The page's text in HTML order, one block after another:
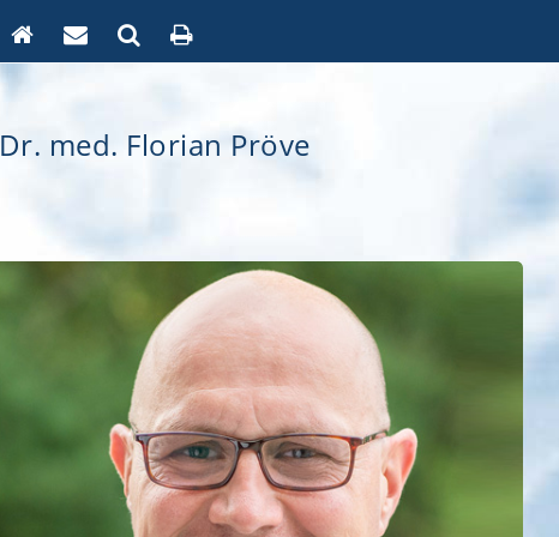
Dr. med. Florian Pröve